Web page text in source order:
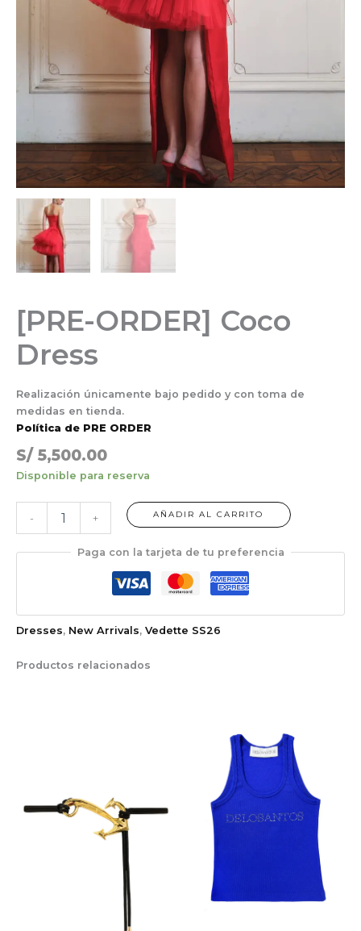
[PRE-ORDER] Coco
Dress
Realización únicamente bajo pedido y con toma de
medidas en tienda.
Política de PRE ORDER
S/5,500.00
Disponible para reserva
- + AÑADIR AL CARRITO
Paga con la tarjeta de tu preferencia
Dresses, New Arrivals, Vedette SS26
Productos relacionados
hasta
S/ 140.00